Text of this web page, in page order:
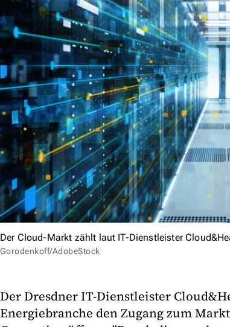
Der Cloud-Markt zählt laut IT-Dienstleister
Gorodenkoff/AdobeStock
Der Dresdner IT-Dienstleister
Energiebranche den Zugang zum